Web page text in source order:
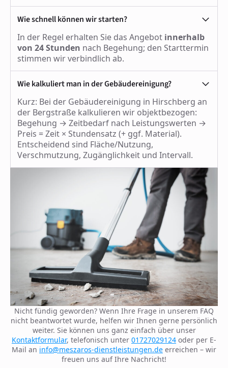
Wie schnell können wir starten?
In der Regel erhalten Sie das Angebot innerhalb
von 24 Stunden nach Begehung; den Starttermin
stimmen wir verbindlich ab.
Wie kalkuliert man in der Gebäudereinigung?
Kurz: Bei der Gebäudereinigung in Hirschberg an
der Bergstraße kalkulieren wir objektbezogen:
Begehung → Zeitbedarf nach Leistungswerten →
Preis = Zeit × Stundensatz (+ ggf. Material).
Entscheidend sind Fläche/Nutzung,
Verschmutzung, Zugänglichkeit und Intervall.
Nicht fündig geworden? Wenn Ihre Frage in unserem FAQ
nicht beantwortet wurde, helfen wir Ihnen gerne persönlich
weiter. Sie können uns ganz einfach über unser
Kontaktformular, telefonisch unter 01727029124 oder per E-
Mail an info@meszaros-dienstleistungen.de erreichen – wir
freuen uns auf Ihre Nachricht!